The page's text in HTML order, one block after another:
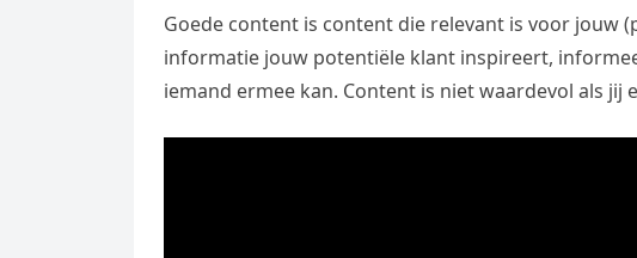
Goede content is content die relevant is voor jouw
informatie jouw potentiële klant inspireert,
iemand ermee kan. Content is niet waardevol als